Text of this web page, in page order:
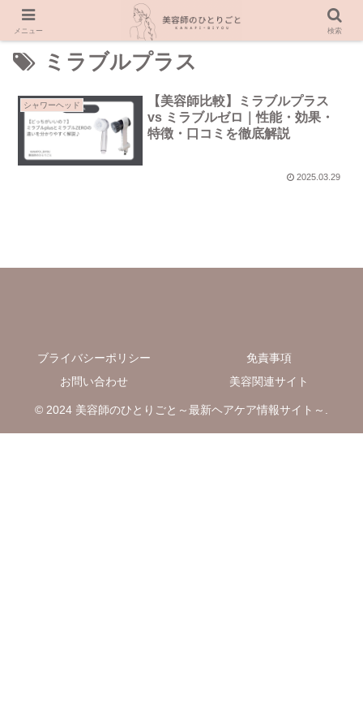
ミラブルプラス
シャワーヘッド
【美容師比較】ミラブルプラス
vs ミラブルゼロ｜性能・効果・
特徴・口コミを徹底解説
2025.03.29
ブライバシーポリシー
免責事項
お問い合わせ
美容関連サイト
© 2024 美容師のひとりごと～最新ヘアケア情報サイト～.
メニュー 検索